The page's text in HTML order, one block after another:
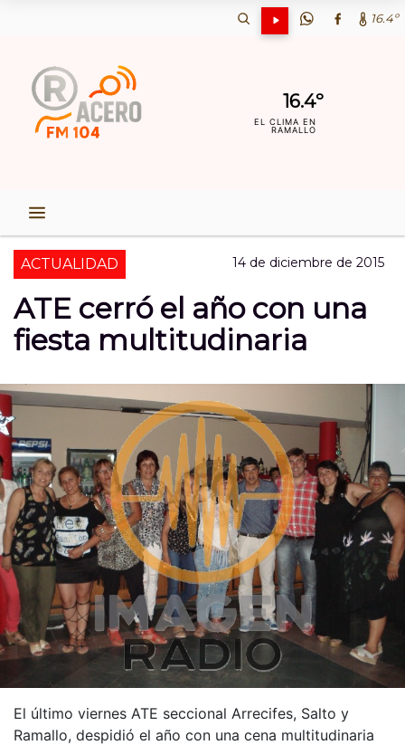
16.4º
16.4º
EL CLIMA EN
RAMALLO
ACTUALIDAD 14 de diciembre de 2015
ATE cerró el año con una
fiesta multitudinaria
El último viernes ATE seccional Arrecifes, Salto y
Ramallo, despidió el año con una cena multitudinaria